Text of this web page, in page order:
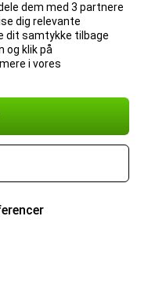
dem med 3 partnere
dig relevante
dit samtykke tilbage
og klik på
i vores